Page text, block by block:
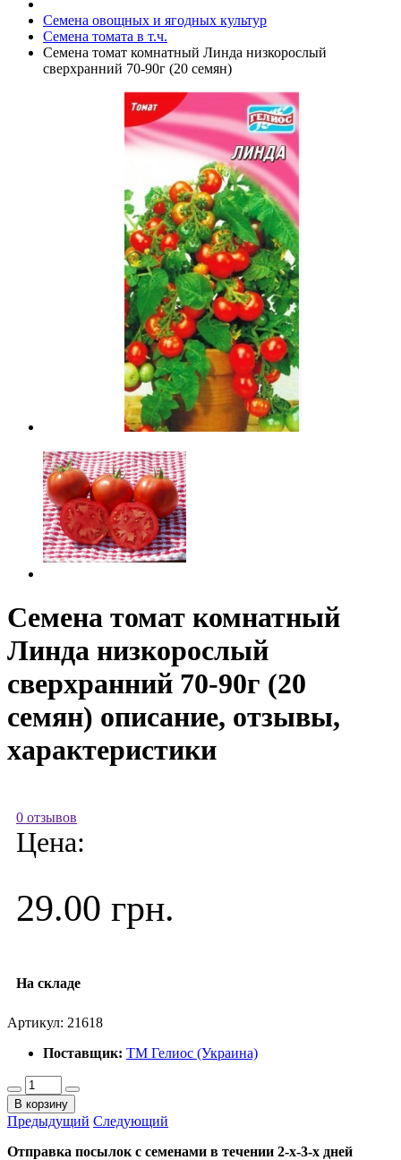
Семена овощных и ягодных культур
Семена томата в т.ч.
Семена томат комнатный Линда низкорослый
сверхранний 70-90г (20 семян)
Семена томат комнатный
Линда низкорослый
сверхранний 70-90г (20
семян) описание, отзывы,
характеристики
0 отзывов
Цена:
29.00 грн.
На складе
Артикул: 21618
Поставщик: ТМ Гелиос (Украина)
В корзину
Предыдущий Следующий
Отправка посылок с семенами в течении 2-х-3-х дней